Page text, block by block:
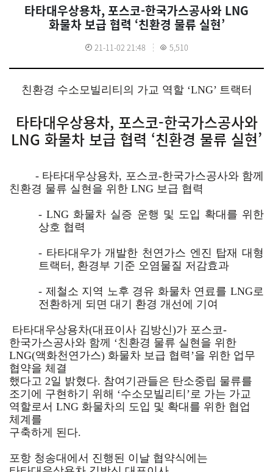
타타대우상용차, 포스코-한국가스공사와 LNG
화물차 보급 협력 ‘친환경 물류 실현’
21-11-02 21:48 5,510
친환경 수소모빌리티의 가교 역할 ‘LNG’ 트랙터
타타대우상용차, 포스코-한국가스공사와
LNG 화물차 보급 협력 ‘친환경 물류 실현’
- 타타대우상용차, 포스코-한국가스공사와 함께
친환경 물류 실현을 위한 LNG 보급 협력
- LNG 화물차 실증 운행 및 도입 확대를 위한
상호 협력
- 타타대우가 개발한 천연가스 엔진 탑재 대형
트랙터, 환경부 기준 오염물질 저감효과
- 제철소 지역 노후 경유 화물차 연료를 LNG로
전환하게 되면 대기 환경 개선에 기여
타타대우상용차(대표이사 김방신)가 포스코-
한국가스공사와 함께 ‘친환경 물류 실현을 위한
LNG(액화천연가스) 화물차 보급 협력’을 위한 업무
협약을 체결
했다고 2일 밝혔다. 참여기관들은 탄소중립 물류를
조기에 구현하기 위해 ‘수소모빌리티’로 가는 가교
역할로서 LNG 화물차의 도입 및 확대를 위한 협업
체계를
구축하게 된다.
포항 청송대에서 진행된 이날 협약식에는